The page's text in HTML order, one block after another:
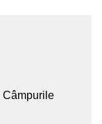
Câmpurile